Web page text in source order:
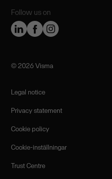
Follow us on
©️ 2026 Visma
Legal notice
Privacy statement
Cookie policy
Cookie-inställningar
Trust Centre